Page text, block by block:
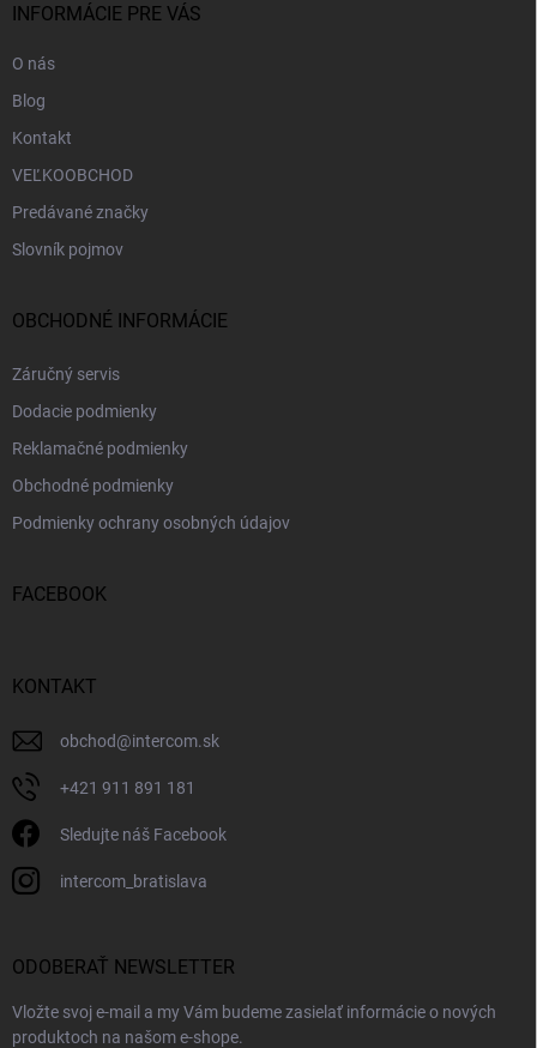
INFORMÁCIE PRE VÁS
O nás
Blog
Kontakt
VEĽKOOBCHOD
Predávané značky
Slovník pojmov
OBCHODNÉ INFORMÁCIE
Záručný servis
Dodacie podmienky
Reklamačné podmienky
Obchodné podmienky
Podmienky ochrany osobných údajov
FACEBOOK
KONTAKT
obchod@intercom.sk
+421 911 891 181
Sledujte náš Facebook
intercom_bratislava
ODOBERAŤ NEWSLETTER
Vložte svoj e-mail a my Vám budeme zasielať informácie o nových
produktoch na našom e-shope.